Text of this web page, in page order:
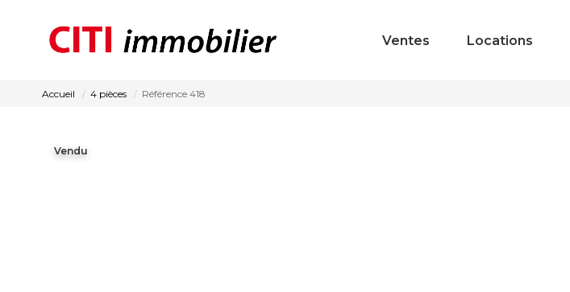
Ventes Locations
Accueil 4 pièces Référence 418
Vendu